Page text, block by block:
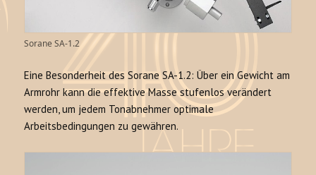
Sorane SA-1.2
Eine Besonderheit des Sorane SA-1.2: Über ein Gewicht am
Armrohr kann die effektive Masse stufenlos verändert
werden, um jedem Tonabnehmer optimale
Arbeitsbedingungen zu gewähren.